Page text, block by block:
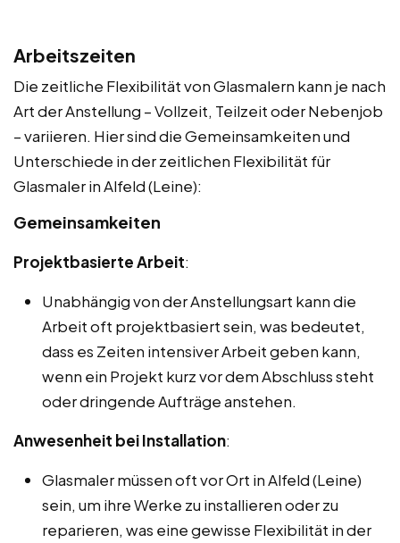
Arbeitszeiten
Die zeitliche Flexibilität von Glasmalern kann je nach
Art der Anstellung – Vollzeit, Teilzeit oder Nebenjob
– variieren. Hier sind die Gemeinsamkeiten und
Unterschiede in der zeitlichen Flexibilität für
Glasmaler in Alfeld (Leine):
Gemeinsamkeiten
Projektbasierte Arbeit:
Unabhängig von der Anstellungsart kann die
Arbeit oft projektbasiert sein, was bedeutet,
dass es Zeiten intensiver Arbeit geben kann,
wenn ein Projekt kurz vor dem Abschluss steht
oder dringende Aufträge anstehen.
Anwesenheit bei Installation:
Glasmaler müssen oft vor Ort in Alfeld (Leine)
sein, um ihre Werke zu installieren oder zu
reparieren, was eine gewisse Flexibilität in der